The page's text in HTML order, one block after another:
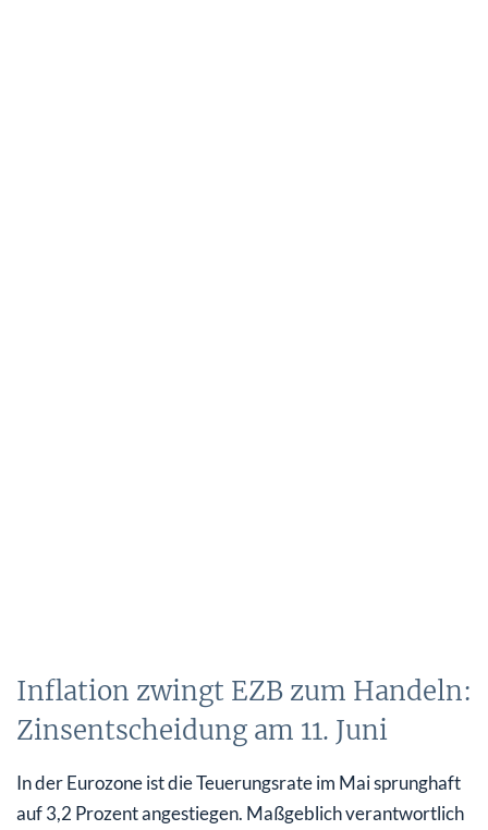
Inflation zwingt EZB zum Handeln:
Zinsentscheidung am 11. Juni
In der Eurozone ist die Teuerungsrate im Mai sprunghaft
auf 3,2 Prozent angestiegen. Maßgeblich verantwortlich